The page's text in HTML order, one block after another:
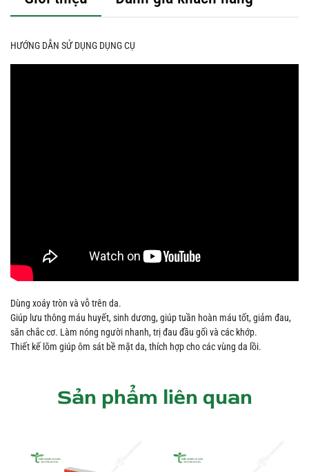
HƯỚNG DẪN SỬ DỤNG DỤNG CỤ
Dùng xoáy tròn và vỗ trên da.
Giúp lưu thông máu huyết, sinh dương, giúp tuần hoàn máu tốt, giảm đau,
săn chắc cơ. Làm nóng người nhanh, trị đau đầu gối và các khớp.
Thiết kế lõm giúp ôm sát bề mặt da, thích hợp cho các vùng da lồi.
Sản phẩm liên quan